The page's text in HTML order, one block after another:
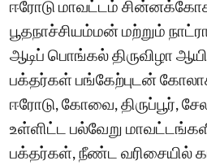
ஈரோடு மாவட்டம்
பூதநாச்சியம்மன் மற்றும்
ஆடிப் பொங்கல் திருவிழா
பக்தர்கள் பங்கேற்புடன்
ஈரோடு, கோவை, திருப்பூர்,
உள்ளிட்ட பல்வேறு
பக்தர்கள், நீண்ட வரிசையில்